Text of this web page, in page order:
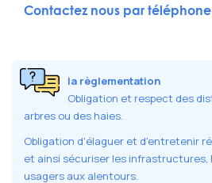
Contactez nous par
la règlementation
Obligation et respect des
arbres ou des haies.
Obligation d'élaguer et d'entretenir
et ainsi sécuriser les infrastructures,
usagers aux alentours.